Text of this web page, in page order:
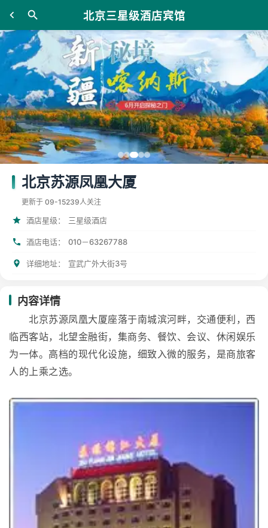
北京三星级酒店宾馆
北京苏源凤凰大厦
更新于 09-15239人关注
酒店星级： 三星级酒店
酒店电话： 010－63267788
详细地址： 宣武广外大街3号
内容详情
北京苏源凤凰大厦座落于南城滨河畔，交通便利，西
临西客站，北望金融街，集商务、餐饮、会议、休闲娱乐
为一体。高档的现代化设施，细致入微的服务，是商旅客
人的上乘之选。